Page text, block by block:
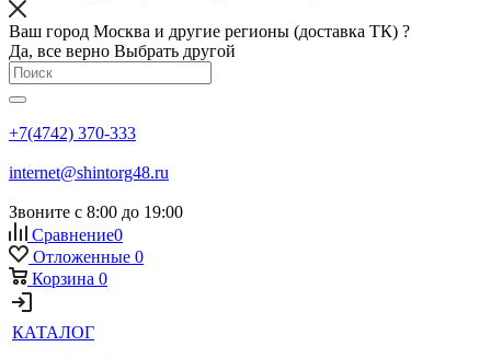
Ваш город Москва и другие регионы (доставка ТК) ?
Да, все верно Выбрать другой
+7(4742) 370-333
internet@shintorg48.ru
Звоните с 8:00 до 19:00
Сравнение0
Отложенные 0
Корзина 0
КАТАЛОГ